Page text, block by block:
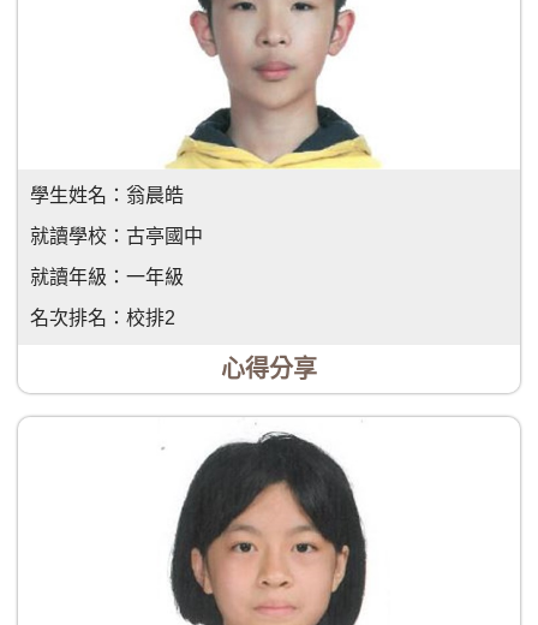
學生姓名： 翁晨皓
就讀學校： 古亭國中
就讀年級： 一年級
名次排名： 校排2
心得分享